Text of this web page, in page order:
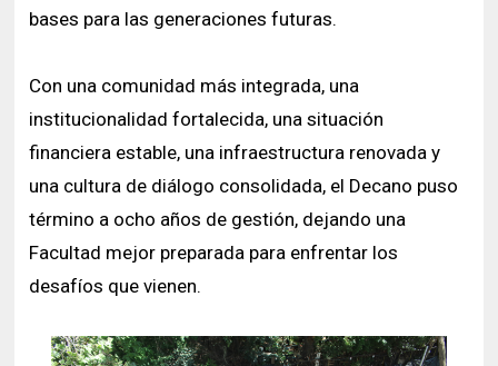
bases para las generaciones futuras.
Con una comunidad más integrada, una
institucionalidad fortalecida, una situación
financiera estable, una infraestructura renovada y
una cultura de diálogo consolidada, el Decano puso
término a ocho años de gestión, dejando una
Facultad mejor preparada para enfrentar los
desafíos que vienen.